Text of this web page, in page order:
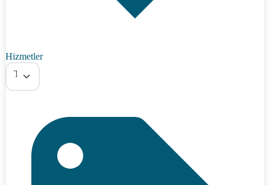
Hizmetler
Tümü